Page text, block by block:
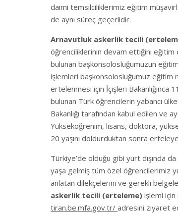
daimi temsilciliklerimiz eğitim
de aynı süreç geçerlidir.
Arnavutluk askerlik tecili
öğrenciliklerinin devam ettiğini eğitim
bulunan başkonsolosluğumuzun
işlemleri başkonsolosluğumuz
ertelenmesi için İçişleri Bakanlığınca
bulunan Türk öğrencilerin yabancı
Bakanlığı tarafından kabul edilen ve
Yükseköğrenim, lisans, doktora,
20 yaşını doldurduktan sonra
Türkiye’de olduğu gibi yurt dışında
yaşa gelmiş tüm özel öğrencilerimiz
anlatan dilekçelerini ve gerekli
askerlik tecili (erteleme) işlemi
tiran.be.mfa.gov.tr/ adresini ziyaret